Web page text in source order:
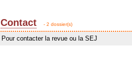
Contact - 2 dossier(s)
Pour contacter la revue ou la SEJ